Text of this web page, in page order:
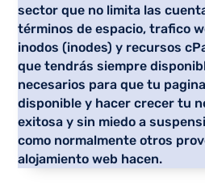
sector que no limita las
términos de espacio, trafico
inodos (inodes) y recursos
que tendrás siempre
necesarios para que tu
disponible y hacer crecer tu
exitosa y sin miedo a
como normalmente otros
alojamiento web hacen.